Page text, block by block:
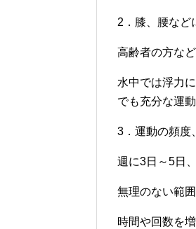
2．膝、腰など
高齢者の方な
水中では浮力
でも充分な運
3．運動の頻度
週に3日～5日
無理のない範
時間や回数を